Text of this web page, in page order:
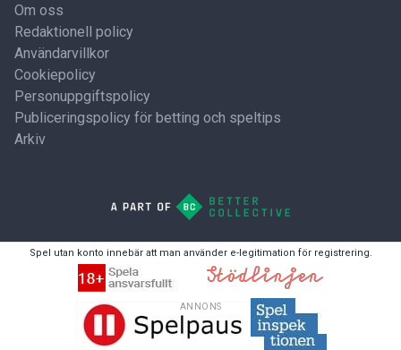
ANNONS
Om oss
Redaktionell policy
Användarvillkor
Cookiepolicy
Personuppgiftspolicy
Publiceringspolicy för betting och speltips
Arkiv
Spel utan konto innebär att man använder e-legitimation för registrering.